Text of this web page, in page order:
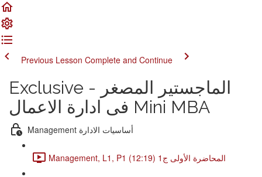
Previous Lesson Complete and Continue
Exclusive - الماجستير المصغر
فى ادارة الاعمال Mini MBA
Management أساسيات الادارة
Management, L1, P1 المحاضرة الأولى ج1 (12:19)